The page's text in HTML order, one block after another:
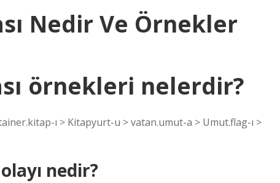
Nedir Ve Örnekler
örnekleri nelerdir?
ı > Kitapyurt-u > vatan.umut-a > Umut.flag-ı >
nedir?